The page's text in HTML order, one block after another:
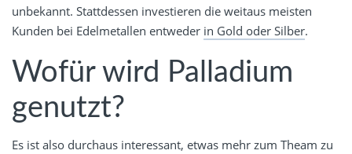
unbekannt. Stattdessen investieren die weitaus meisten
Kunden bei Edelmetallen entweder in Gold oder Silber.
Wofür wird Palladium
genutzt?
Es ist also durchaus interessant, etwas mehr zum Theam zu